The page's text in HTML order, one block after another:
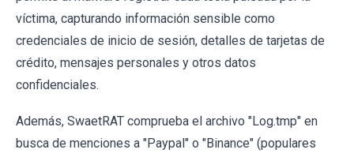
víctima, capturando información sensible como
credenciales de inicio de sesión, detalles de tarjetas de
crédito, mensajes personales y otros datos
confidenciales.
Además, SwaetRAT comprueba el archivo "Log.tmp" en
busca de menciones a "Paypal" o "Binance" (populares